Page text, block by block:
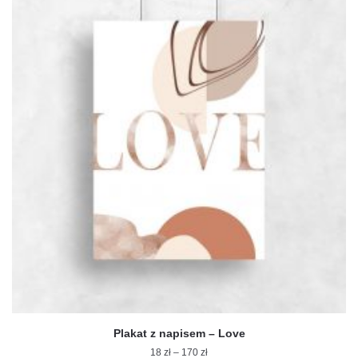
wiele
wariantów.
Opcje
można
wybrać
na
stronie
produktu
Plakat z napisem – Love
18 zł – 170 złZakres